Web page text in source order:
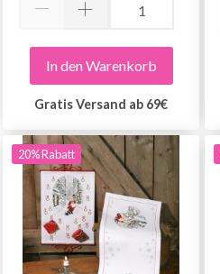
In den Warenkorb
Gratis Versand ab 69€
20% Rabatt